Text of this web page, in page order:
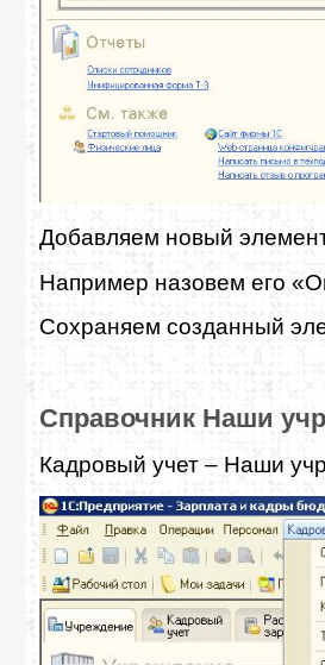
Добавляем новый
Например назовем его
Сохраняем созданный
Справочник Наши
Кадровый учет – Наши